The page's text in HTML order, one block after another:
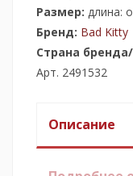
Размер: длина:
Бренд: Bad Kitty
Страна
Арт. 2491532
Описание